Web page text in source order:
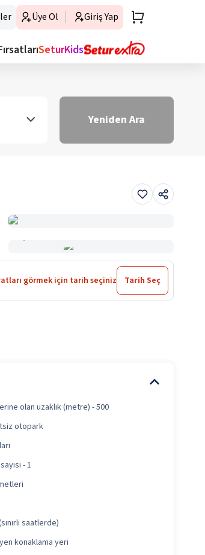
Üye Ol Giriş Yap
SeturKids
Yeniden Ara
görmek için tarih seçiniz Tarih Seç
olan uzaklık (metre) - 500
otopark
- 1
saatlerde)
konaklama yeri